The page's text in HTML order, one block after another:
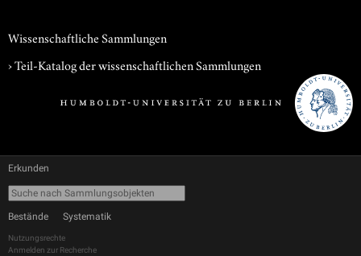
Wissenschaftliche Sammlungen
› Teil-Katalog der wissenschaftlichen Sammlungen
Erkunden
Bestände Systematik
Nutzungsrechte
Anmelden zur Recherche